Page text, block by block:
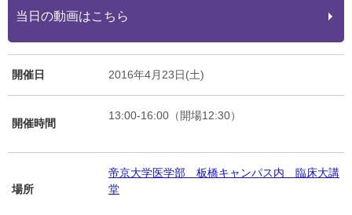
当日の動画はこちら
開催日 2016年4月23日(土)
開催時間
13:00-16:00（開場12:30）
場所
帝京大学医学部 板橋キャンパス内 臨床大講
堂